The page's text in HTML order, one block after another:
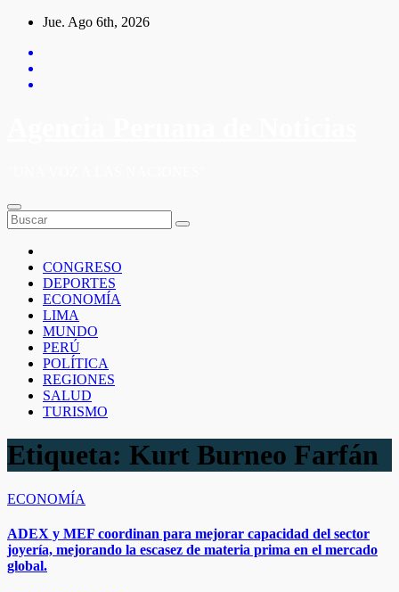
Saltar
contenido
Jue. Ago 6th, 2026
CONGRESO
DEPORTES
ECONOMÍA
LIMA
MUNDO
PERÚ
POLÍTICA
REGIONES
SALUD
TURISMO
Etiqueta: Kurt Burneo Farfán
ECONOMÍA
ADEX y MEF coordinan para mejorar capacidad del sector
joyería, mejorando la escasez de materia prima en el mercado
global.